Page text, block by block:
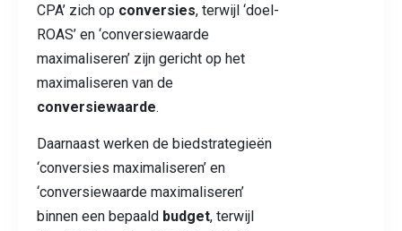
CPA’ zich op conversies, terwijl ‘doel-
ROAS’ en ‘conversiewaarde
maximaliseren’ zijn gericht op het
maximaliseren van de
conversiewaarde.
Daarnaast werken de biedstrategieën
‘conversies maximaliseren’ en
‘conversiewaarde maximaliseren’
binnen een bepaald budget, terwijl